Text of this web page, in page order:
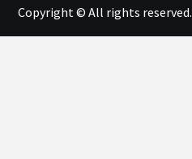
Copyright © All rights reserved.